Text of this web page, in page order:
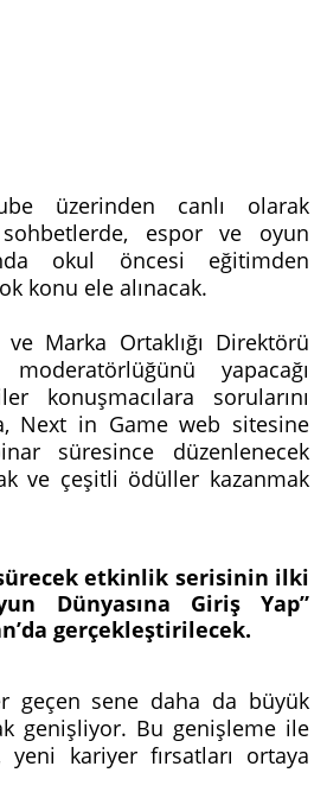
üzerinden canlı olarak
sohbetlerde, espor ve oyun
okul öncesi eğitimden
konu ele alınacak.
Marka Ortaklığı Direktörü
yapacağı
konuşmacılara sorularını
Next in Game web sitesine
süresince düzenlenecek
ve çeşitli ödüller kazanmak
etkinlik serisinin ilki
Dünyasına Giriş Yap”
gerçekleştirilecek.
geçen sene daha da büyük
genişliyor. Bu genişleme ile
yeni kariyer fırsatları ortaya